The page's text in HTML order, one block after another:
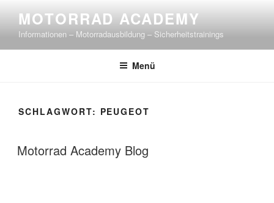
springen
MOTORRAD ACADEMY
Informationen – Motorradausbildung – Sicherheitstrainings
Menü
SCHLAGWORT: PEUGEOT
Motorrad Academy Blog